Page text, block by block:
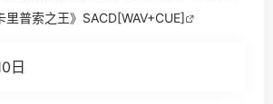
里普索之王》SACD[WAV+CUE]
日